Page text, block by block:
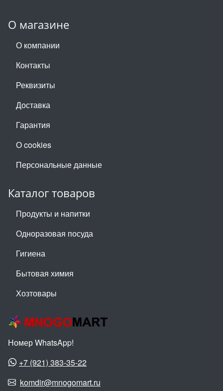
О магазине
О компании
Контакты
Реквизиты
Доставка
Гарантия
О cookies
Персональные данные
Каталог товаров
Продукты и напитки
Одноразовая посуда
Гигиена
Бытовая химия
Хозтовары
Номер WhatsApp!
+7 (921) 383-35-22
komdir@mnogomart.ru